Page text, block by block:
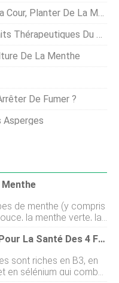
De La Menthe À La Maison
Du Jardinage
De La Menthe
De Fumer ?
Asperges
Menthe
de menthe (y compris
la menthe verte, la
et la menthe
des plantes à
leur donner un
répandre sans gêner
Bénéfices Pour La Santé Des 4 Fruits De Mer Les Plus Consommés Aux États-Unis
sont riches en B3, en
en sélénium qui combat